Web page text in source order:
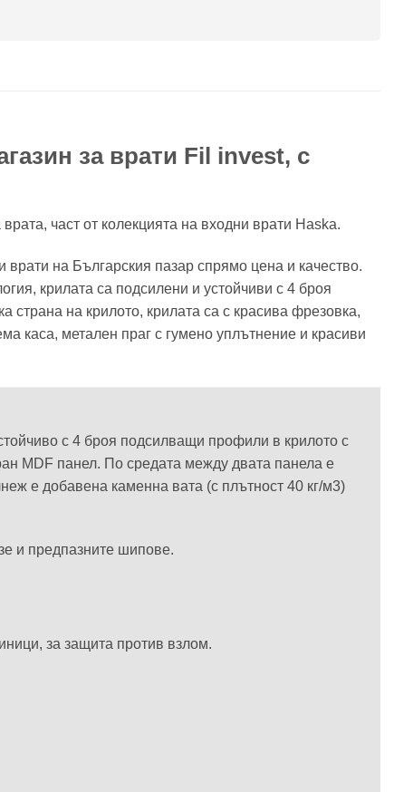
за врати Fil invest, с
част от колекцията на входни врати Haska.
на Българския пазар спрямо цена и качество.
крилата са подсилени и устойчиви с 4 броя
на крилото, крилата са с красива фрезовка,
каса, метален праг с гумено уплътнение и красиви
с 4 броя подсилващи профили в крилото с
MDF панел. По средата между двата панела е
е добавена каменна вата (с плътност 40 кг/м3)
и предпазните шипове.
за защита против взлом.